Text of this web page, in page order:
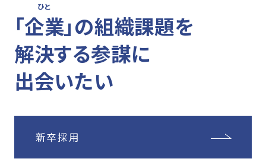
「企業
ひと
」の組織課題を
解決する参謀に
出会いたい
新卒採用